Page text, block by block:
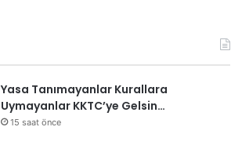
Yasa Tanımayanlar Kurallara
Uymayanlar KKTC’ye Gelsin…
15 saat önce